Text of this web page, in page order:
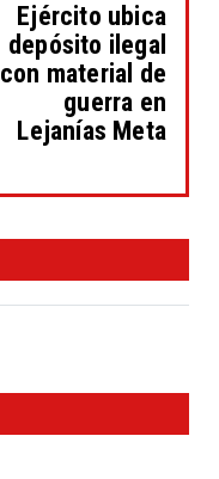
Ejército ubica
depósito ilegal
con material de
guerra en
Lejanías Meta